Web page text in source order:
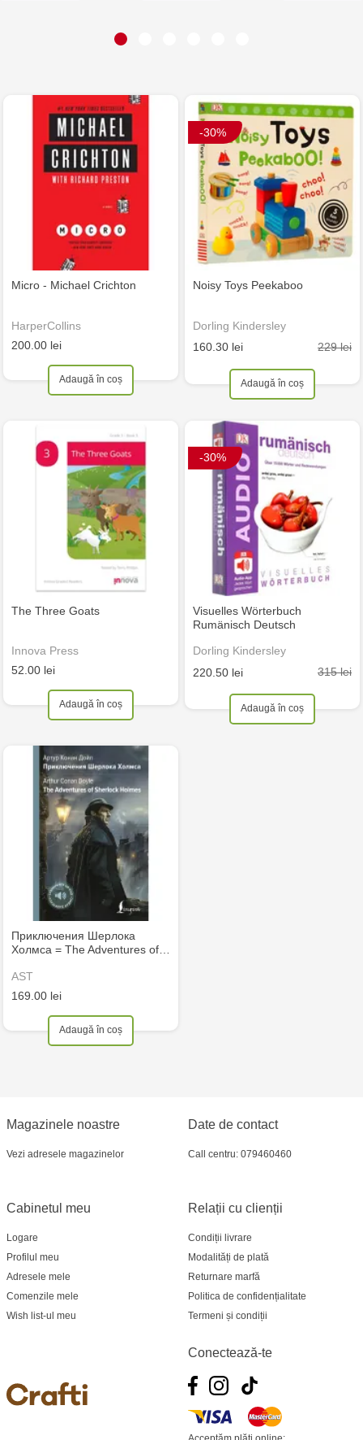
Micro - Michael Crichton
HarperCollins
200.00 lei
Adaugă în coș
-30%
Noisy Toys Peekaboo
Dorling Kindersley
160.30 lei
229 lei
Adaugă în coș
The Three Goats
Innova Press
52.00 lei
Adaugă în coș
-30%
Visuelles Wörterbuch
Rumänisch Deutsch
Dorling Kindersley
220.50 lei
315 lei
Adaugă în coș
Приключения Шерлока
Холмса = The Adventures of…
AST
169.00 lei
Adaugă în coș
Magazinele noastre
Vezi adresele magazinelor
Relații cu clienții
Condiții livrare
Modalități de plată
Returnare marfă
Politica de confidențialitate
Termeni și condiții
Cabinetul meu
Logare
Profilul meu
Adresele mele
Comenzile mele
Wish list-ul meu
Date de contact
Call centru: 079460460
Conectează-te